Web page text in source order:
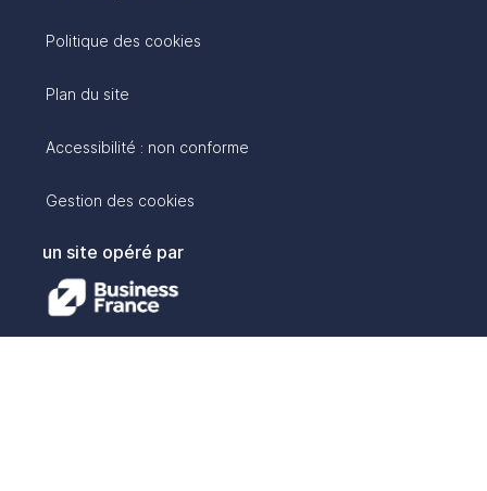
Politique des cookies
Plan du site
Accessibilité : non conforme
Gestion des cookies
un site opéré par
avec :